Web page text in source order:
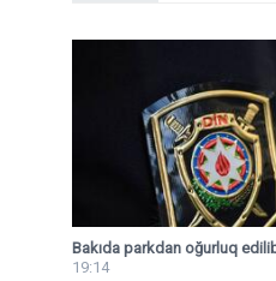
Bakıda parkdan oğurluq
19:14